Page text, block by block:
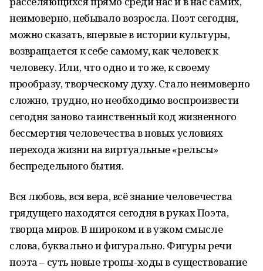
неимоверно, небывало возросла. Поэт сегодня,
можно сказать, впервые в истории культуры,
возвращается к себе самому, как человек к
человеку. Или, что одно и то же, к своему
прообразу, творческому духу. Стало неимоверно
сложно, трудно, но необходимо воспроизвести
сегодня заново таинственный код жизненного
бессмертия человечества в новых условиях
перехода жизни на виртуальные «рельсы»
беспредельного бытия.
Вся любовь, вся вера, всё знание человечества
грядущего находятся сегодня в руках Поэта,
творца миров. В широком и в узком смысле
слова, буквально и фигурально. Фигуры речи
поэта – суть новые тропы-ходы в существование